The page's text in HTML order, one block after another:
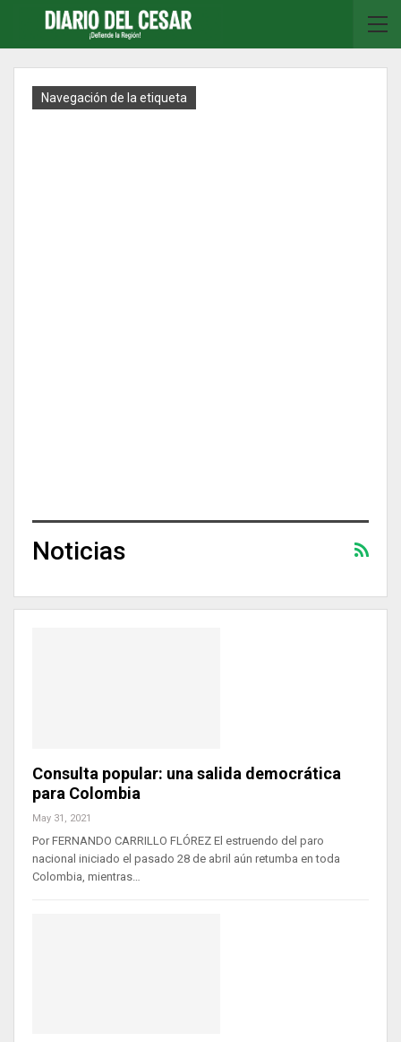
Navegación de la etiqueta
Noticias
Consulta popular: una salida democrática
para Colombia
May 31, 2021
Por FERNANDO CARRILLO FLÓREZ El estruendo del paro
nacional iniciado el pasado 28 de abril aún retumba en toda
Colombia, mientras…